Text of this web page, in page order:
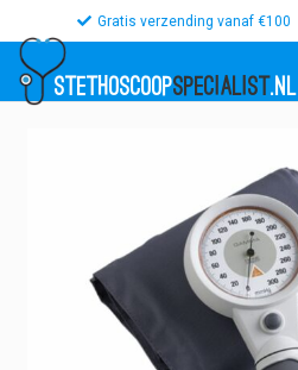
Gratis verzending vanaf €100
STETHOSCOOPSPECIALIST.NL